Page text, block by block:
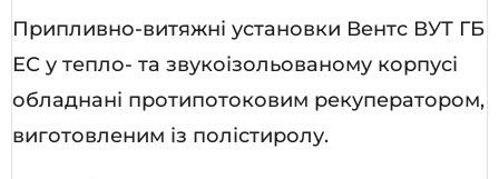
Припливно-витяжні установки Вентс ВУТ ГБ
ЕС у тепло- та звукоізольованому корпусі
обладнані протипотоковим рекуператором,
виготовленим із полістиролу.